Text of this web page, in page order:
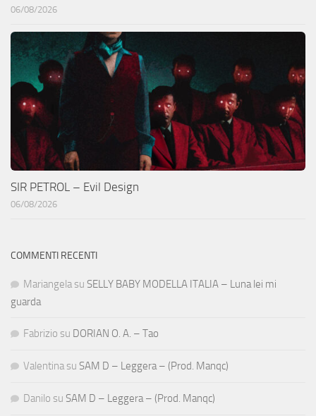
06/08/2026
SIR PETROL – Evil Design
06/08/2026
COMMENTI RECENTI
Mariangela su SELLY BABY MODELLA ITALIA – Luna lei mi
guarda
Fabrizio su DORIAN O. A. – Tao
Valentina su SAM D – Leggera – (Prod. Manqc)
Danilo su SAM D – Leggera – (Prod. Manqc)